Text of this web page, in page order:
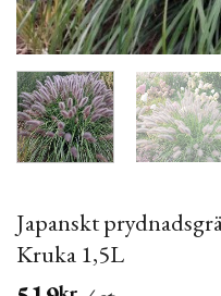
Japanskt
Kruka 1,5L